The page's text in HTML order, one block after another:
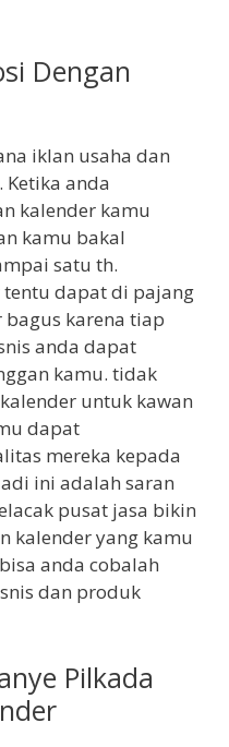
Dengan
iklan usaha dan
anda
kalender kamu
kamu bakal
satu th.
tentu dapat di pajang
karena tiap
anda dapat
kamu. tidak
untuk kawan
dapat
mereka kepada
ini adalah saran
pusat jasa bikin
kalender yang kamu
anda cobalah
dan produk
Pilkada